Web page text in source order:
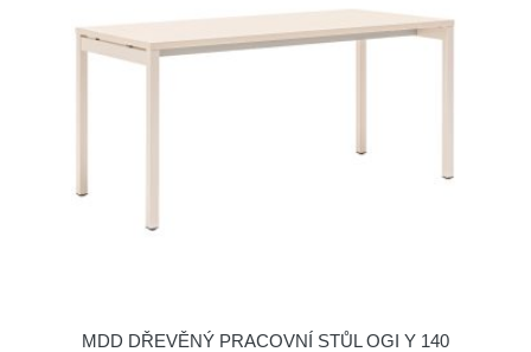
MDD DŘEVĚNÝ PRACOVNÍ STŮL OGI Y 140